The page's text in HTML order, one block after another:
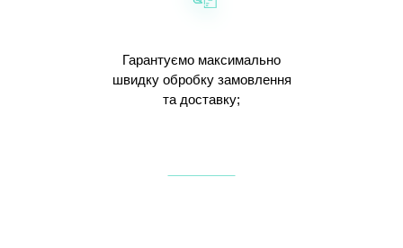
Гарантуємо максимально
швидку обробку замовлення
та доставку;